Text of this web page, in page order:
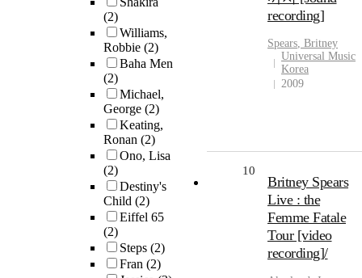
(2)
Williams,
Robbie (2)
Baha Men
(2)
Michael,
George (2)
Keating,
Ronan (2)
Ono, Lisa
(2)
Destiny's
Child (2)
Eiffel 65
(2)
Steps (2)
Fran (2)
recording]
Spears, Britney
Universal Music
Korea
2009
10
Britney Spears
Live : the
Femme Fatale
Tour [video
recording]/